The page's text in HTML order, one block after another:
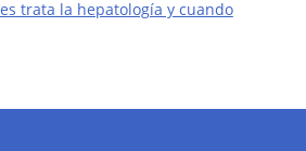
trata la hepatología y cuando